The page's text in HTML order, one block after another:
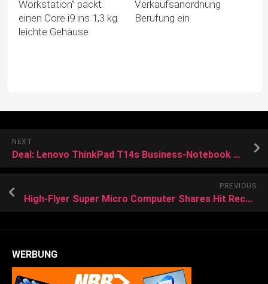
Workstation” packt
einen Core i9 ins 1,3 kg
leichte Gehäuse
Verkaufsanordnung
Berufung ein
NEXT
Deal: Lenovo ThinkPad T14s Business-Notebook mit Ryzen 5 Pro kostet generalüberholt nur 359 Euro
PREVIOUS
High-Flyer Super Micro Computer Shares Hit Record, Then Reverse Course
WERBUNG